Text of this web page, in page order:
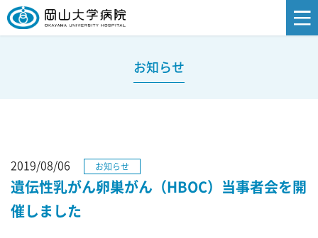
お知らせ
2019/08/06 お知らせ
遺伝性乳がん卵巣がん（HBOC）当事者会を開
催しました